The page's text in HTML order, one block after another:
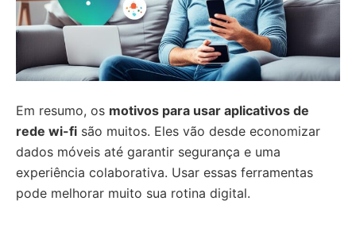
Em resumo, os motivos para usar aplicativos de
rede wi-fi são muitos. Eles vão desde economizar
dados móveis até garantir segurança e uma
experiência colaborativa. Usar essas ferramentas
pode melhorar muito sua rotina digital.